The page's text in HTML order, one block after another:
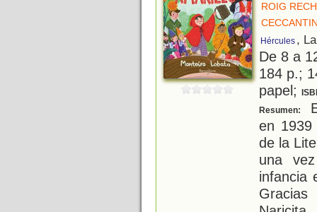
ROIG
Hércules ,
De 8 a
184 p.;
papel;
Resumen:
en 1939
de la
una
infancia